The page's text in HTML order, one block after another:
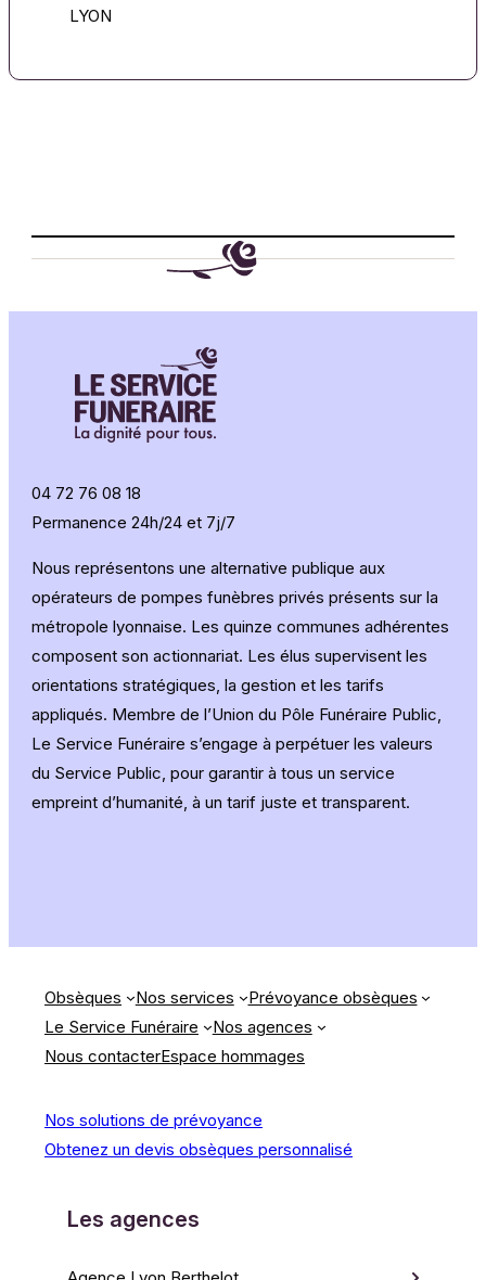
LYON
04 72 76 08 18
Permanence 24h/24 et 7j/7
Nous représentons une alternative publique aux
opérateurs de pompes funèbres privés présents sur la
métropole lyonnaise. Les quinze communes adhérentes
composent son actionnariat. Les élus supervisent les
orientations stratégiques, la gestion et les tarifs
appliqués. Membre de l’Union du Pôle Funéraire Public,
Le Service Funéraire s’engage à perpétuer les valeurs
du Service Public, pour garantir à tous un service
empreint d’humanité, à un tarif juste et transparent.
Obsèques Nos services
Prévoyance obsèques
Le Service Funéraire
Nos agences
Nous contacterEspace hommages
Nos solutions de prévoyance
Obtenez un devis obsèques personnalisé
Les agences